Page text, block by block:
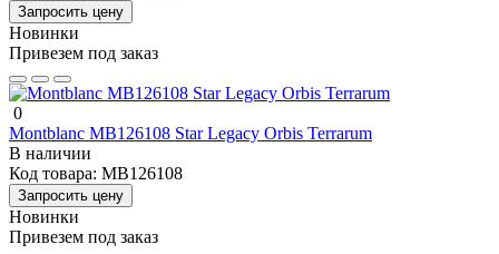
Запросить цену
Новинки
Привезем под заказ
0
Montblanc MB126108 Star Legacy Orbis Terrarum
В наличии
Код товара: MB126108
Запросить цену
Новинки
Привезем под заказ